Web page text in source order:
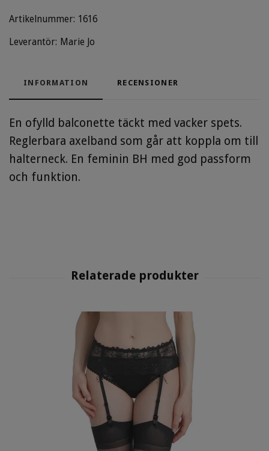
Artikelnummer: 1616
Leverantör: Marie Jo
INFORMATION RECENSIONER
En ofylld balconette täckt med vacker spets.
Reglerbara axelband som går att koppla om till
halterneck. En feminin BH med god passform
och funktion.